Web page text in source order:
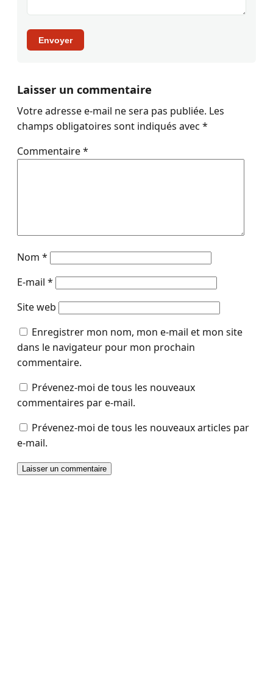
Envoyer
Laisser un commentaire
Votre adresse e-mail ne sera pas publiée. Les
champs obligatoires sont indiqués avec *
Commentaire*
Nom *
E-mail *
Site web
Enregistrer mon nom, mon e-mail et mon site
dans le navigateur pour mon prochain
commentaire.
Prévenez-moi de tous les nouveaux
commentaires par e-mail.
Prévenez-moi de tous les nouveaux articles par
e-mail.